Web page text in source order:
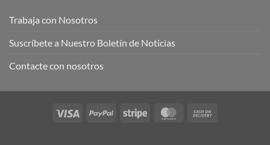
Trabaja con Nosotros
Suscríbete a Nuestro Boletín de Noticias
Contacte con nosotros
Visa PayPal Stripe MasterCard